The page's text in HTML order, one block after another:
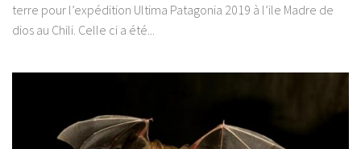
terre pour l’expédition Ultima Patagonia 2019 à l’ile Madre de
dios au Chili. Celle ci a été...